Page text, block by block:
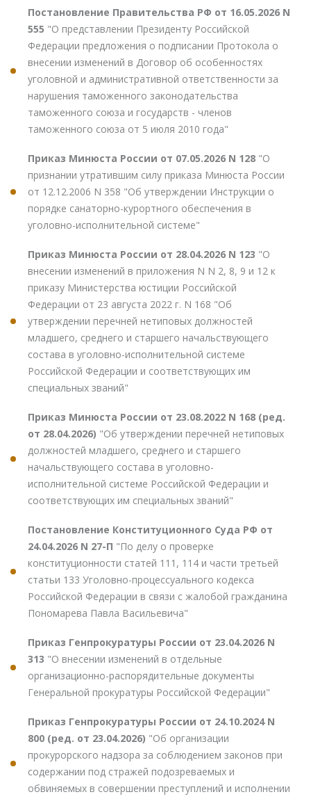
Постановление Правительства РФ от 16.05.2026 N
555 "О представлении Президенту Российской
Федерации предложения о подписании Протокола о
внесении изменений в Договор об особенностях
уголовной и административной ответственности за
нарушения таможенного законодательства
таможенного союза и государств - членов
таможенного союза от 5 июля 2010 года"
Приказ Минюста России от 07.05.2026 N 128 "О
признании утратившим силу приказа Минюста России
от 12.12.2006 N 358 "Об утверждении Инструкции о
порядке санаторно-курортного обеспечения в
уголовно-исполнительной системе"
Приказ Минюста России от 28.04.2026 N 123 "О
внесении изменений в приложения N N 2, 8, 9 и 12 к
приказу Министерства юстиции Российской
Федерации от 23 августа 2022 г. N 168 "Об
утверждении перечней нетиповых должностей
младшего, среднего и старшего начальствующего
состава в уголовно-исполнительной системе
Российской Федерации и соответствующих им
специальных званий"
Приказ Минюста России от 23.08.2022 N 168 (ред.
от 28.04.2026) "Об утверждении перечней нетиповых
должностей младшего, среднего и старшего
начальствующего состава в уголовно-
исполнительной системе Российской Федерации и
соответствующих им специальных званий"
Постановление Конституционного Суда РФ от
24.04.2026 N 27-П "По делу о проверке
конституционности статей 111, 114 и части третьей
статьи 133 Уголовно-процессуального кодекса
Российской Федерации в связи с жалобой гражданина
Пономарева Павла Васильевича"
Приказ Генпрокуратуры России от 23.04.2026 N
313 "О внесении изменений в отдельные
организационно-распорядительные документы
Генеральной прокуратуры Российской Федерации"
Приказ Генпрокуратуры России от 24.10.2024 N
800 (ред. от 23.04.2026) "Об организации
прокурорского надзора за соблюдением законов при
содержании под стражей подозреваемых и
обвиняемых в совершении преступлений и исполнении